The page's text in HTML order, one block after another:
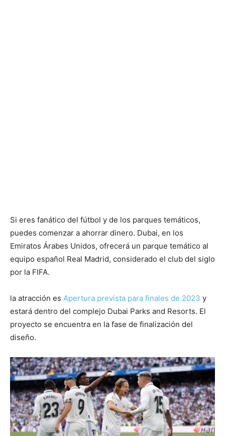
Si eres fanático del fútbol y de los parques temáticos,
puedes comenzar a ahorrar dinero. Dubai, en los
Emiratos Árabes Unidos, ofrecerá un parque temático al
equipo español Real Madrid, considerado el club del siglo
por la FIFA.
la atracción es Apertura prevista para finales de 2023 y
estará dentro del complejo Dubai Parks and Resorts. El
proyecto se encuentra en la fase de finalización del
diseño.